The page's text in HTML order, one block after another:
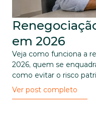
em 2026
Veja como funciona a
2026, quem se
como evitar o risco
Ver post completo